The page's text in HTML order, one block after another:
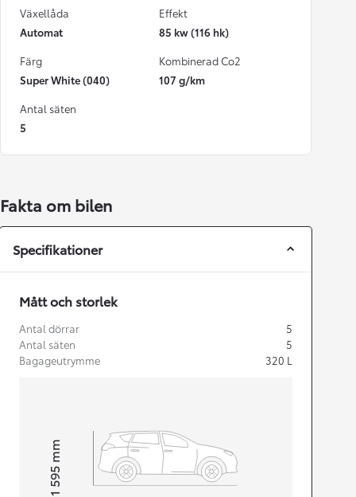
Växellåda
Automat
Effekt
85 kw (116 hk)
Färg
Super White (040)
Kombinerad Co2
107 g/km
Antal säten
5
Fakta om bilen
Specifikationer
Mått och storlek
Antal dörrar
5
Antal säten
5
Bagageutrymme
320 L
Height1 595
mm